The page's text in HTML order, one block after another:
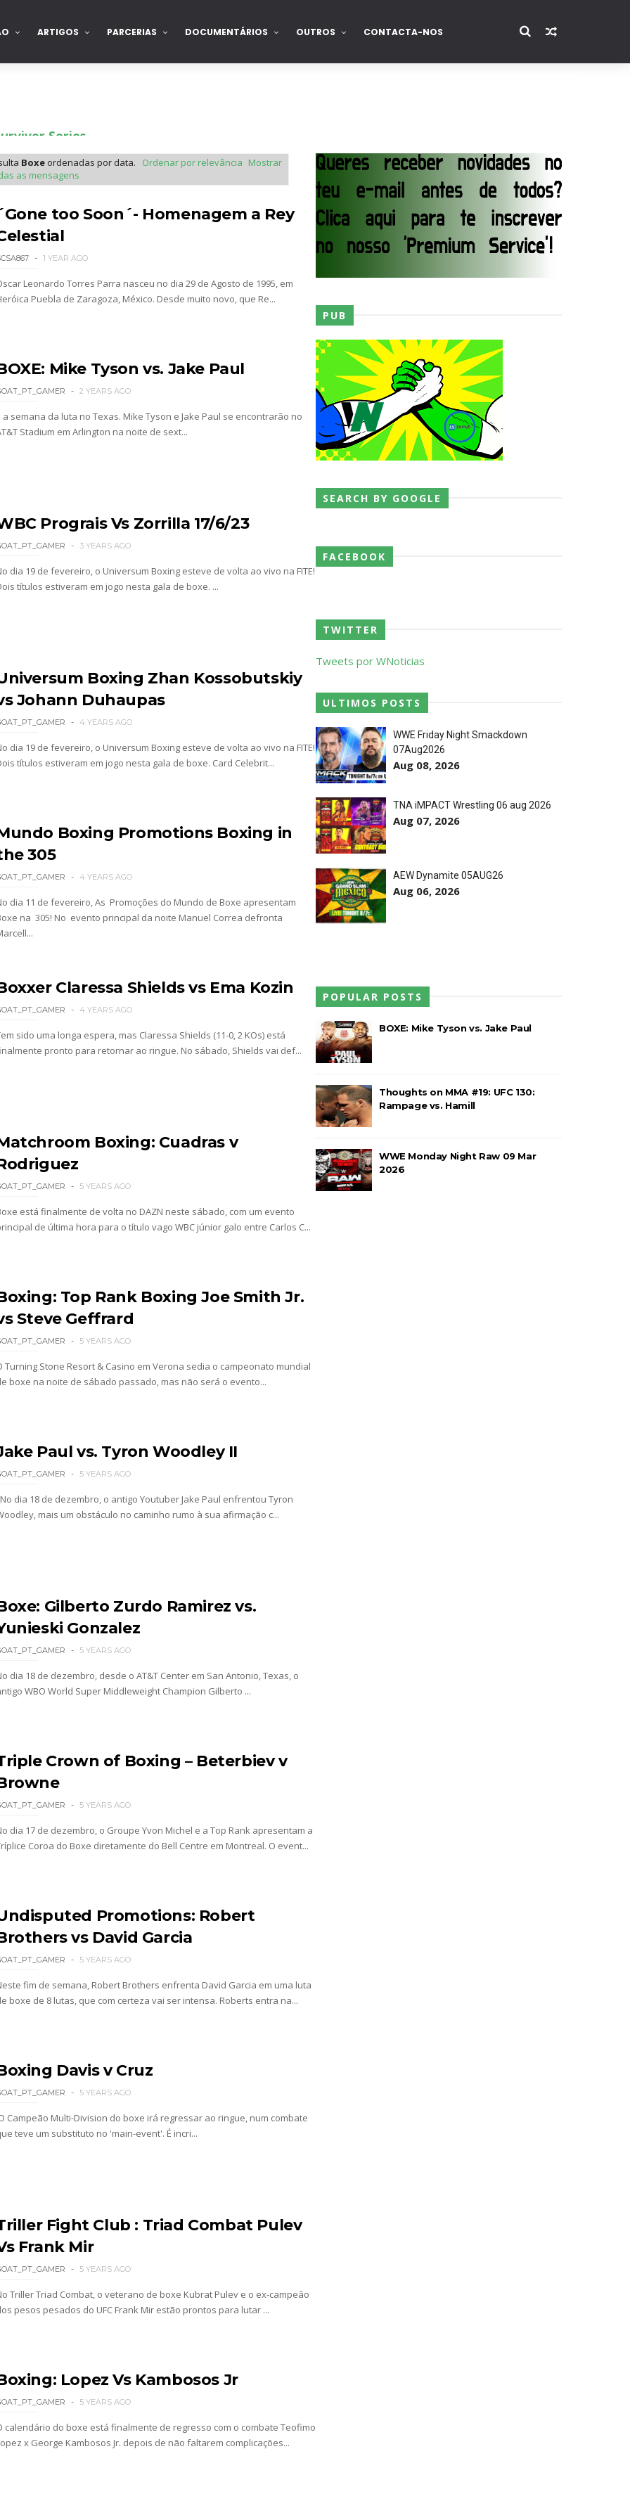
ARTIGOS PARCERIAS DOCUMENTÁRIOS OUTROS CONTACTA-NOS
Series
aos ringues
combate pelo título no Lockdown
na WrestleMania 43
Lynch e Liv Morgan no Raw
Jon Moxley salvou a identidade da empresa junto dos fãs
perto de interromper combate de Brie Bella após lesão grave no ombro
sem Brie Bella
All In
propostas após saída da WWE e pondera o próximo passo
por várias semanas
responde a críticas e deixa aviso claro aos lutadores da WWE
Bully Ray critica promo de Big Cass e sugere utilização de frases icónicas
Will Ospreay supera Mark Davis num brutal Street Fight com arame farpado
Brody King, Bandido e Hangman Page conquistam os títulos no Grand Slam Mexico
SLAM MEXICO: Persephone supera Kris Statlander após interferência decisiva de
Jericho, Místico e Darby Allin superam The Don Callis Family no Grand Slam Mexico
Fletcher supera Speedball Mike Bailey em combate brutal no Grand Slam Mexico
WWE Women´s Champion no SmackDown
World Title Match no México
Ripley revelada
Series
Boxe ordenadas por data. Ordenar por relevância Mostrar
as mensagens
´Gone too Soon´- Homenagem a Rey
1 YEAR AGO
Leonardo Torres Parra nasceu no dia 29 de Agosto de 1995, em
Puebla de Zaragoza, México. Desde muito novo, que Re...
Mike Tyson vs. Jake Paul
2 YEARS AGO
a semana da luta no Texas. Mike Tyson e Jake Paul se encontrarão no
Stadium em Arlington na noite de sext...
Prograis Vs Zorrilla 17/6/23
3 YEARS AGO
dia 19 de fevereiro, o Universum Boxing esteve de volta ao vivo na FITE!
títulos estiveram em jogo nesta gala de boxe. ...
Boxing Zhan Kossobutskiy
Johann Duhaupas
4 YEARS AGO
dia 19 de fevereiro, o Universum Boxing esteve de volta ao vivo na FITE!
títulos estiveram em jogo nesta gala de boxe. Card Celebrit...
Boxing Promotions Boxing in
305
4 YEARS AGO
dia 11 de fevereiro, As Promoções do Mundo de Boxe apresentam
na 305! No evento principal da noite Manuel Correa defronta
Claressa Shields vs Ema Kozin
4 YEARS AGO
sido uma longa espera, mas Claressa Shields (11-0, 2 KOs) está
pronto para retornar ao ringue. No sábado, Shields vai def...
Boxing: Cuadras v
5 YEARS AGO
está finalmente de volta no DAZN neste sábado, com um evento
de última hora para o título vago WBC júnior galo entre Carlos C...
Top Rank Boxing Joe Smith Jr.
Steve Geffrard
5 YEARS AGO
Turning Stone Resort & Casino em Verona sedia o campeonato mundial
boxe na noite de sábado passado, mas não será o evento...
Paul vs. Tyron Woodley II
5 YEARS AGO
No dia 18 de dezembro, o antigo Youtuber Jake Paul enfrentou Tyron
mais um obstáculo no caminho rumo à sua afirmação c...
Gilberto Zurdo Ramirez vs.
Gonzalez
5 YEARS AGO
dia 18 de dezembro, desde o AT&T Center em San Antonio, Texas, o
WBO World Super Middleweight Champion Gilberto ...
Crown of Boxing – Beterbiev v
5 YEARS AGO
dia 17 de dezembro, o Groupe Yvon Michel e a Top Rank apresentam a
Coroa do Boxe diretamente do Bell Centre em Montreal. O event...
Promotions: Robert
vs David Garcia
5 YEARS AGO
fim de semana, Robert Brothers enfrenta David Garcia em uma luta
boxe de 8 lutas, que com certeza vai ser intensa. Roberts entra na...
Davis v Cruz
5 YEARS AGO
Campeão Multi-Division do boxe irá regressar ao ringue, num combate
teve um substituto no 'main-event'. É incri...
Fight Club : Triad Combat Pulev
Frank Mir
5 YEARS AGO
Triller Triad Combat, o veterano de boxe Kubrat Pulev e o ex-campeão
pesos pesados ​​do UFC Frank Mir estão prontos para lutar ...
Lopez Vs Kambosos Jr
5 YEARS AGO
calendário do boxe está finalmente de regresso com o combate Teofimo
x George Kambosos Jr. depois de não faltarem complicações...
PUB
SEARCH BY GOOGLE
FACEBOOK
TWITTER
Tweets por WNoticias
ULTIMOS POSTS
WWE Friday Night Smackdown
07Aug2026
Aug 08, 2026
TNA iMPACT Wrestling 06 aug 2026
Aug 07, 2026
AEW Dynamite 05AUG26
Aug 06, 2026
POPULAR POSTS
BOXE: Mike Tyson vs. Jake Paul
Thoughts on MMA #19: UFC 130:
Rampage vs. Hamill
WWE Monday Night Raw 09 Mar
2026